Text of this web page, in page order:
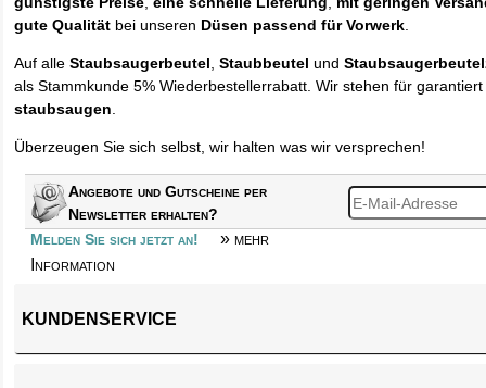
gute Qualität bei unseren Düsen passend für Vorwerk.
Auf alleStaubsaugerbeutel,Staubbeutel und
als Stammkunde 5% Wiederbestellerrabatt. Wir stehen für
staubsaugen.
Überzeugen Sie sich selbst, wir halten was wir versprechen!
Angebote und Gutscheine per
Newsletter erhalten?
Melden Sie sich jetzt an!
» mehr
Information
KUNDENSERVICE